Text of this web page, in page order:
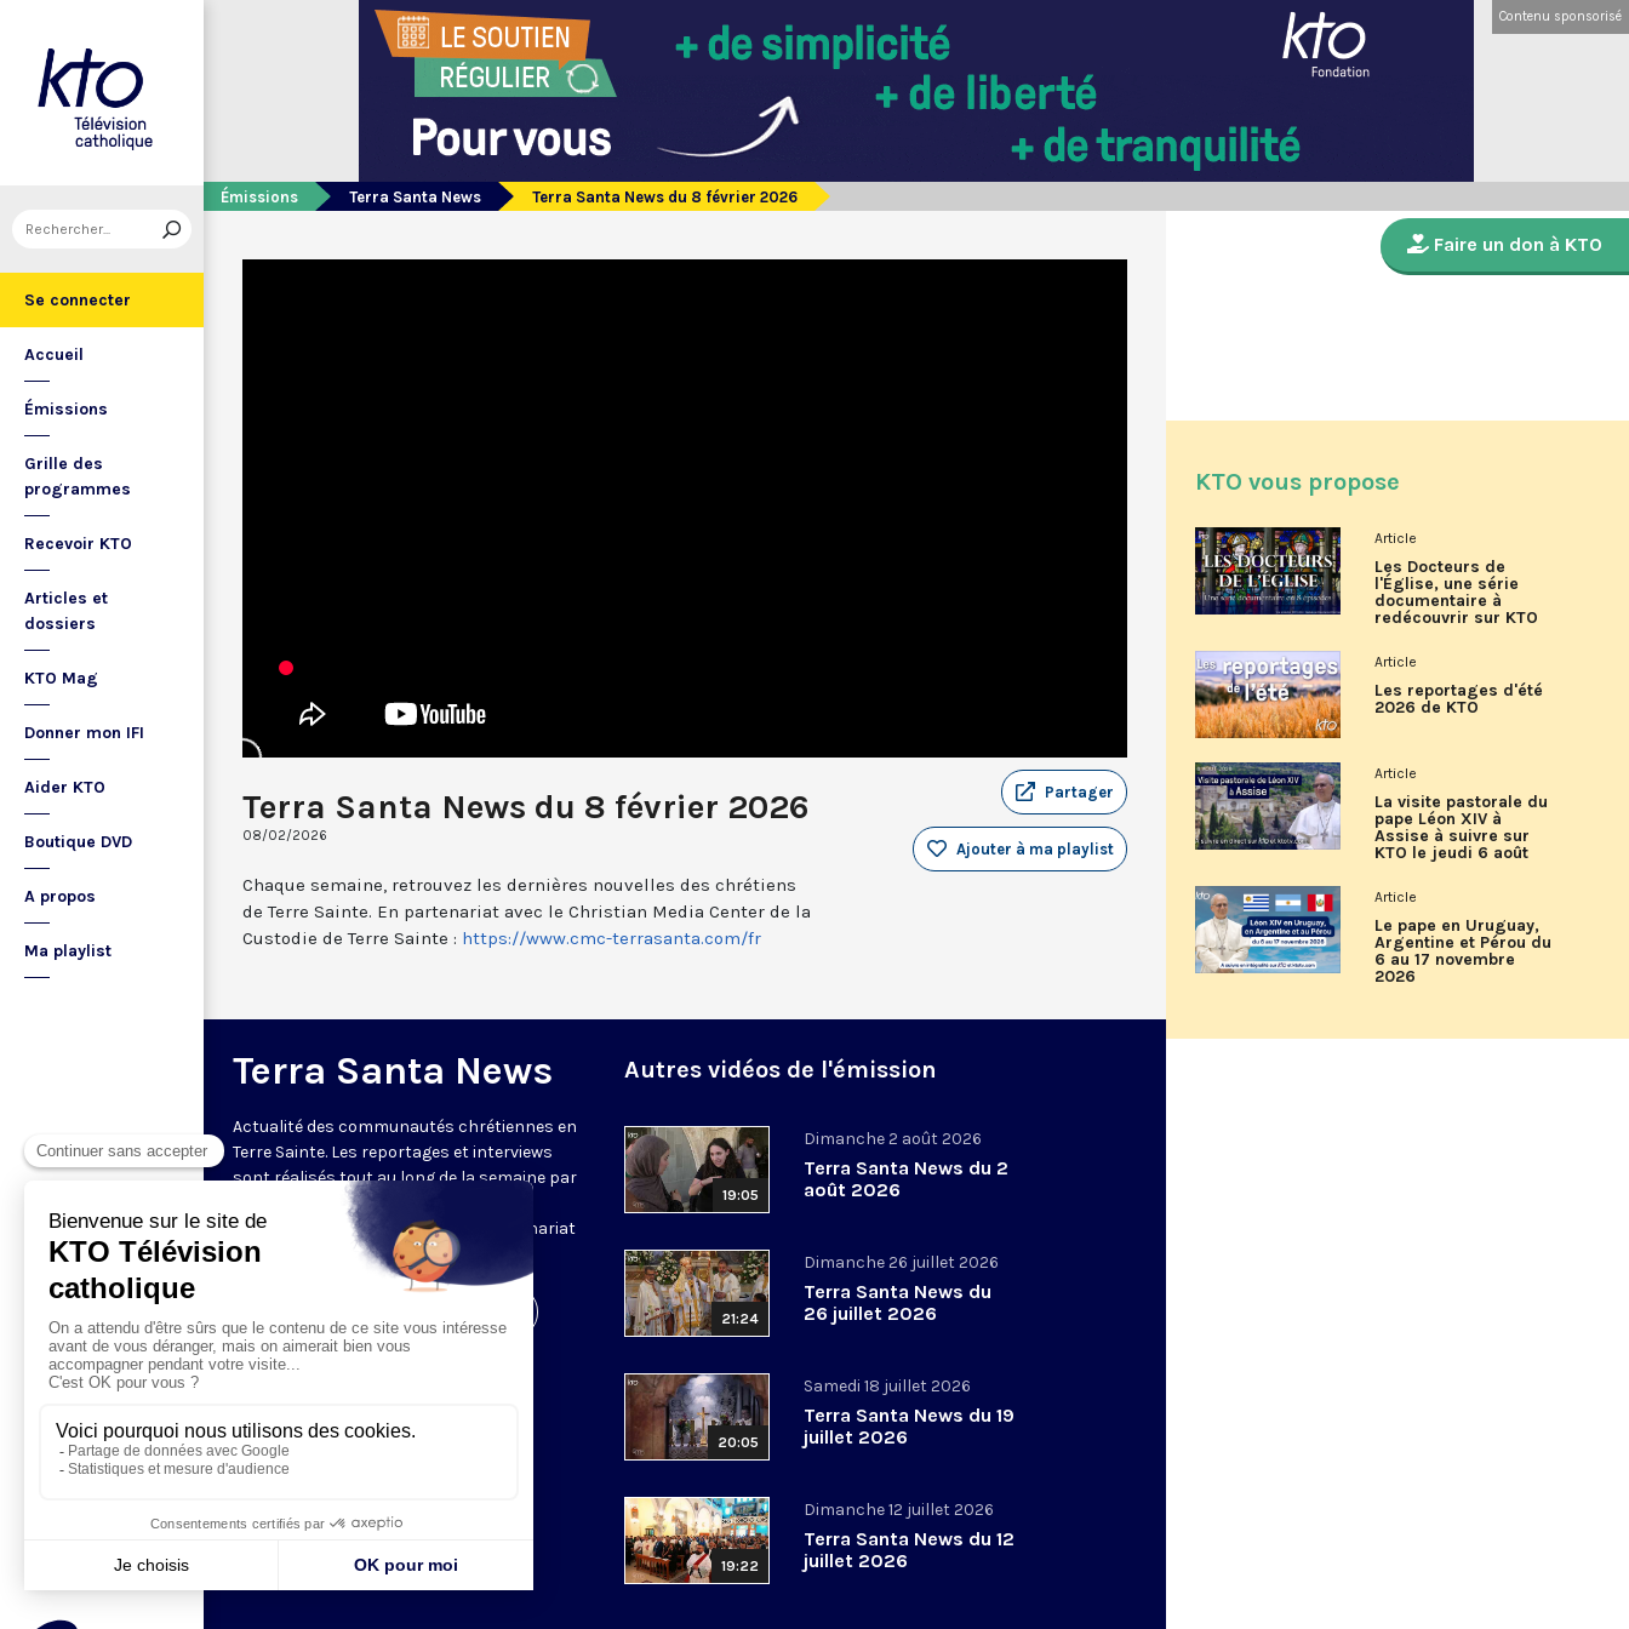
Se connecter
Accueil
Émissions
Grille des
programmes
Recevoir KTO
Articles et
dossiers
KTO Mag
Donner mon IFI
Aider KTO
Boutique DVD
A propos
Ma playlist
Contenu sponsorisé
Émissions Terra Santa News Terra Santa News du 8 février 2026
Terra Santa News du 8 février 2026
08/02/2026
Partager
Ajouter à ma playlist
Chaque semaine, retrouvez les dernières nouvelles des chrétiens
de Terre Sainte. En partenariat avec le Christian Media Center de la
Custodie de Terre Sainte : https://www.cmc-terrasanta.com/fr
Terra Santa News
Actualité des communautés chrétiennes en
Terre Sainte. Les reportages et interviews
sont réalisés tout au long de la semaine par
le Centre des Médias de la Custodie
Franciscaine de Terre Sainte. En partenariat
avec le Franciscan Media Center.
Autres vidéos de l'émission
19:05
Dimanche 2 août 2026
Terra Santa News du 2
août 2026
21:24
Dimanche 26 juillet 2026
Terra Santa News du
26 juillet 2026
20:05
Samedi 18 juillet 2026
Terra Santa News du 19
juillet 2026
19:22
Dimanche 12 juillet 2026
Terra Santa News du 12
juillet 2026
Faire un don à KTO
KTO vous propose
Article
Les Docteurs de
l'Église, une série
documentaire à
redécouvrir sur KTO
Article
Les reportages d'été
2026 de KTO
Article
La visite pastorale du
pape Léon XIV à
Assise à suivre sur
KTO le jeudi 6 août
Article
Le pape en Uruguay,
Argentine et Pérou du
6 au 17 novembre
2026